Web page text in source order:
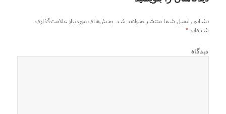
نشانی ایمیل شما منتشر نخواهد شد. بخش‌های موردنیاز علامت‌گذاری
شده‌اند*
دیدگاه